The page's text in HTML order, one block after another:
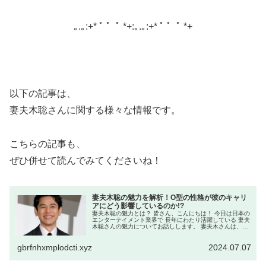
｡.｡:+* ﾟ ゜ﾟ *+:｡.｡:+* ﾟ ゜ﾟ *+
以下の記事は、
妻夫木聡さんに関する様々な情報です。
こちらの記事も、
ぜひ併せて読んでみてくださいね！
妻夫木聡の魅力を解析！O型の性格が彼のキャリ
アにどう影響しているのか!?
妻夫木聡の魅力とは？ 皆さん、こんにちは！ 今日は日本の
エンターテイメント業界で 長年にわたり活躍している 妻夫
木聡さんの魅力についてお話しします。 妻夫木さんは、そ
gbrfnhxmplodcti.xyz 2024.07.07